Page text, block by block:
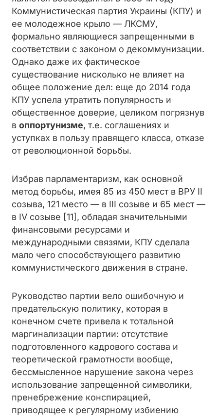
Коммунистическая партия Украины (КПУ) и
ее молодежное крыло — ЛКСМУ,
формально являющиеся запрещенными в
соответствии с законом о декоммунизации.
Однако даже их фактическое
существование нисколько не влияет на
общее положение дел: еще до 2014 года
КПУ успела утратить популярность и
общественное доверие, целиком погрязнув
в оппортунизме, т.е. соглашениях и
уступках в пользу правящего класса, отказе
от революционной борьбы.
Избрав парламентаризм, как основной
метод борьбы, имея 85 из 450 мест в ВРУ II
созыва, 121 место — в III созыве и 65 мест —
в IV созыве [11], обладая значительными
финансовыми ресурсами и
международными связями, КПУ сделала
мало чего способствующего развитию
коммунистического движения в стране.
Руководство партии вело ошибочную и
предательскую политику, которая в
конечном счете привела к тотальной
маргинализации партии: отсутствие
подготовленного кадрового состава и
теоретической грамотности вообще,
бессмысленное нарушение закона через
использование запрещенной символики,
пренебрежение конспирацией,
приводящее к регулярному избиению